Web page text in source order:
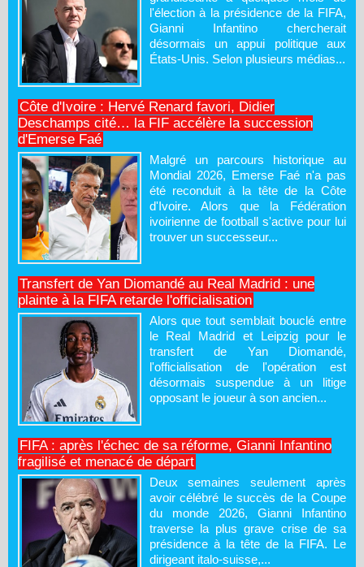
l'élection à la présidence de la FIFA,
Gianni Infantino chercherait
désormais un appui politique aux
États-Unis. Selon plusieurs médias...
Côte d'Ivoire : Hervé Renard favori, Didier
Deschamps cité… la FIF accélère la succession
d'Emerse Faé
Malgré un parcours historique au
Mondial 2026, Emerse Faé n'a pas
été reconduit à la tête de la Côte
d'Ivoire. Alors que la Fédération
ivoirienne de football s'active pour lui
trouver un successeur...
Transfert de Yan Diomandé au Real Madrid : une
plainte à la FIFA retarde l'officialisation
Alors que tout semblait bouclé entre
le Real Madrid et Leipzig pour le
transfert de Yan Diomandé,
l'officialisation de l'opération est
désormais suspendue à un litige
opposant le joueur à son ancien...
FIFA : après l'échec de sa réforme, Gianni Infantino
fragilisé et menacé de départ
Deux semaines seulement après
avoir célébré le succès de la Coupe
du monde 2026, Gianni Infantino
traverse la plus grave crise de sa
présidence à la tête de la FIFA. Le
dirigeant italo-suisse,...